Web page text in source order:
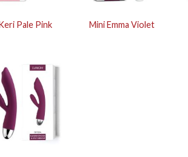
Pale Pink Mini Emma Violet